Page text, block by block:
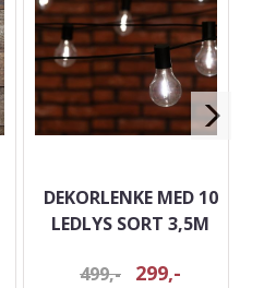
DEKORLENKE MED 10
LEDLYS SORT 3,5M
499,-
299,-